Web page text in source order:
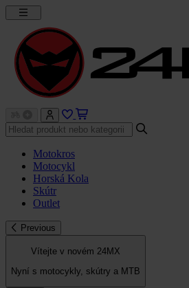
Motokros
Motocykl
Horská Kola
Skútr
Outlet
Previous
Vítejte v novém 24MX
Nyní s motocykly, skútry a MTB